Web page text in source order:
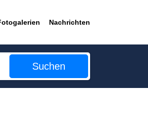
Nachrichten
Suchen